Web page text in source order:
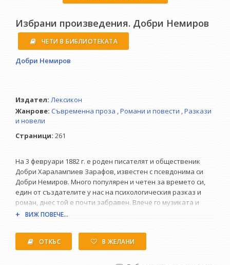
Избрани произведения. Добри Немиров
ЧЕТИ В БИБЛИОТЕКАТА
Добри Немиров
Издател: Лексикон
Жанрове: Съвременна проза ,Романи и повести ,Разкази
и новели
Страници: 261
На 3 февруари 1882 г. е роден писателят и общественик
Добри Харалампиев Зарафов, известен с псевдонима си
Добри Немиров. Много популярен и четен за времето си,
един от създателите у нас на психологическия разказ и
роман, днес той е почти забравен. Влече го музиката и
започва да свири на цигулка, изявява се като художник.
героите си от романа "Братя".
ВИЖ ПОВЕЧЕ...
ОТКЪС В ЖЕЛАНИ